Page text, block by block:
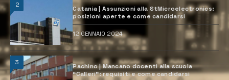
2
Catania | Assunzioni alla StMicroelectronics:
posizioni aperte e come candidarsi
12 GENNAIO 2024
3
Pachino | Mancano docenti alla scuola
“Calleri”: requisiti e come candidarsi